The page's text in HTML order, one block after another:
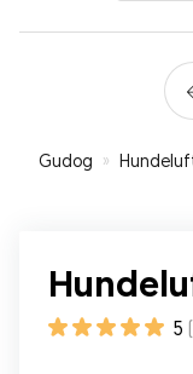
Gudog »
5 (